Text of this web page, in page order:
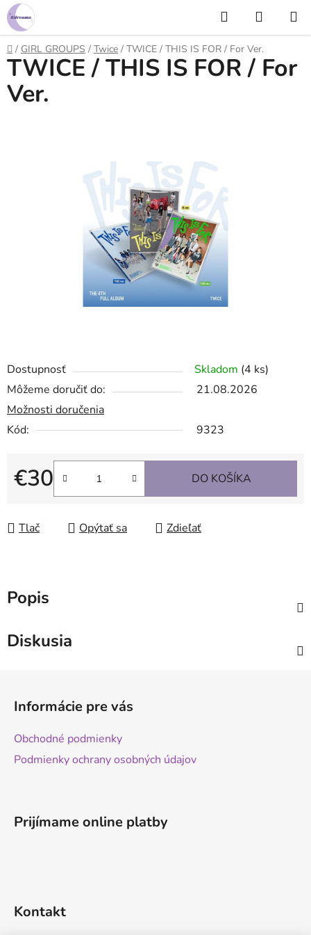
Prejsť
na
obsah
Hľadať
KOŠÍK
Domov
/ GIRL GROUPS / Twice / TWICE / THIS IS FOR / For Ver.
Dostupnosť Skladom (4 ks)
Môžeme doručiť do:
21.08.2026
Možnosti doručenia
Kód:
9323
€30
Jednotková cena:
DO KOŠÍKA
Tlač Opýtať sa Zdieľať
TWICE / THIS IS FOR / For
Ver.
Popis
Diskusia
Informácie pre vás
Obchodné podmienky
Podmienky ochrany osobných údajov
Prijímame online platby
Kontakt